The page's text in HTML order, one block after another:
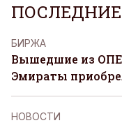
БИРЖА
Вышедшие из
Эмираты
НОВОСТИ